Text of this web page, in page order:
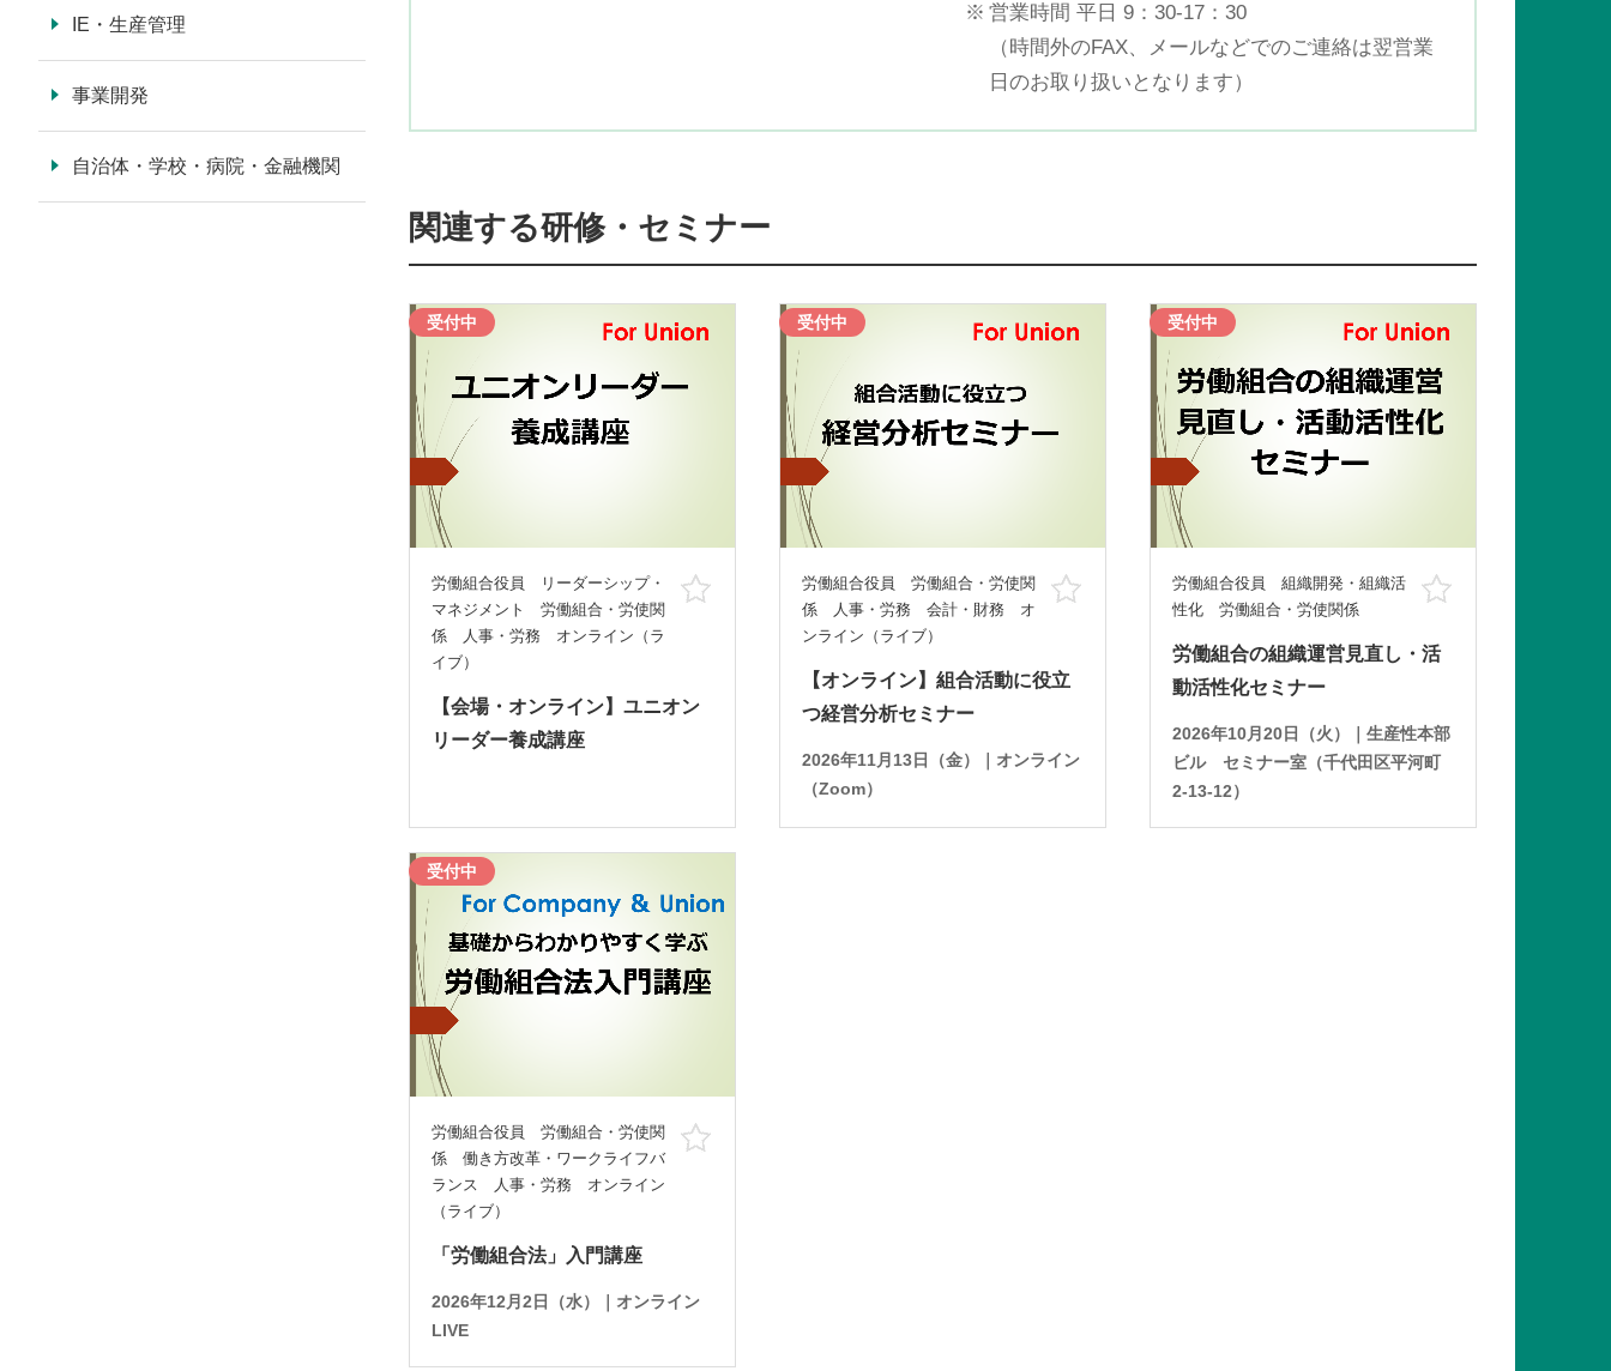
※ 営業時間 平日 9：30-17：30
（時間外のFAX、メールなどでのご連絡は翌営業
日のお取り扱いとなります）
関連する研修・セミナー
受付中
労働組合役員 リーダーシップ・
マネジメント 労働組合・労使関
係 人事・労務 オンライン（ラ
イブ）
お気に入り
【会場・オンライン】ユニオン
リーダー養成講座
受付中
労働組合役員 労働組合・労使関
係 人事・労務 会計・財務 オ
ンライン（ライブ）
お気に入り
【オンライン】組合活動に役立
つ経営分析セミナー
2026年11月13日（金）｜オンライン
（Zoom）
受付中
労働組合役員 組織開発・組織活
性化 労働組合・労使関係
労働組合の組織運営見直し・活
動活性化セミナー
2026年10月20日（火）｜生産性本部
ビル セミナー室（千代田区平河町
2-13-12）
受付中
労働組合役員 労働組合・労使関
係 働き方改革・ワークライフバ
ランス 人事・労務 オンライン
（ライブ）
「労働組合法」入門講座
2026年12月2日（水）｜オンライン
LIVE
IE・生産管理
事業開発
自治体・学校・病院・金融機関